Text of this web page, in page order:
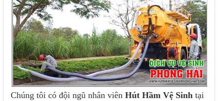
Chúng tôi có đội ngũ nhân viên Hút Hầm Vệ Sinh tại